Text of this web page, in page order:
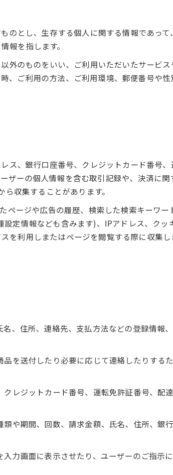
のとし、生存する個人に関する情報であって
報を指します。
外のものをいい、ご利用いただいたサービ
、ご利用の方法、ご利用環境、郵便番号や
ス、銀行口座番号、クレジットカード番号
ザーの個人情報を含む取引記録や、決済に
収集することがあります。
ページや広告の履歴、検索した検索キーワー
定情報なども含みます)、IPアドレス、クッ
利用しまたはページを閲覧する際に収集し
、住所、連絡先、支払方法などの登録情報
を送付したり必要に応じて連絡したりする
レジットカード番号、運転免許証番号、配
や期間、回数、請求金額、氏名、住所、銀
力画面に表示させたり、ユーザーのご指示